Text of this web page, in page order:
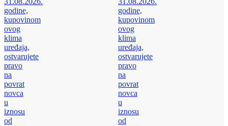
godine,
kupovinom
ovog
klima
uređaja,
ostvarujete
pravo
na
povrat
novca
u
iznosu
od
godine,
kupovinom
ovog
klima
uređaja,
ostvarujete
pravo
na
povrat
novca
u
iznosu
od